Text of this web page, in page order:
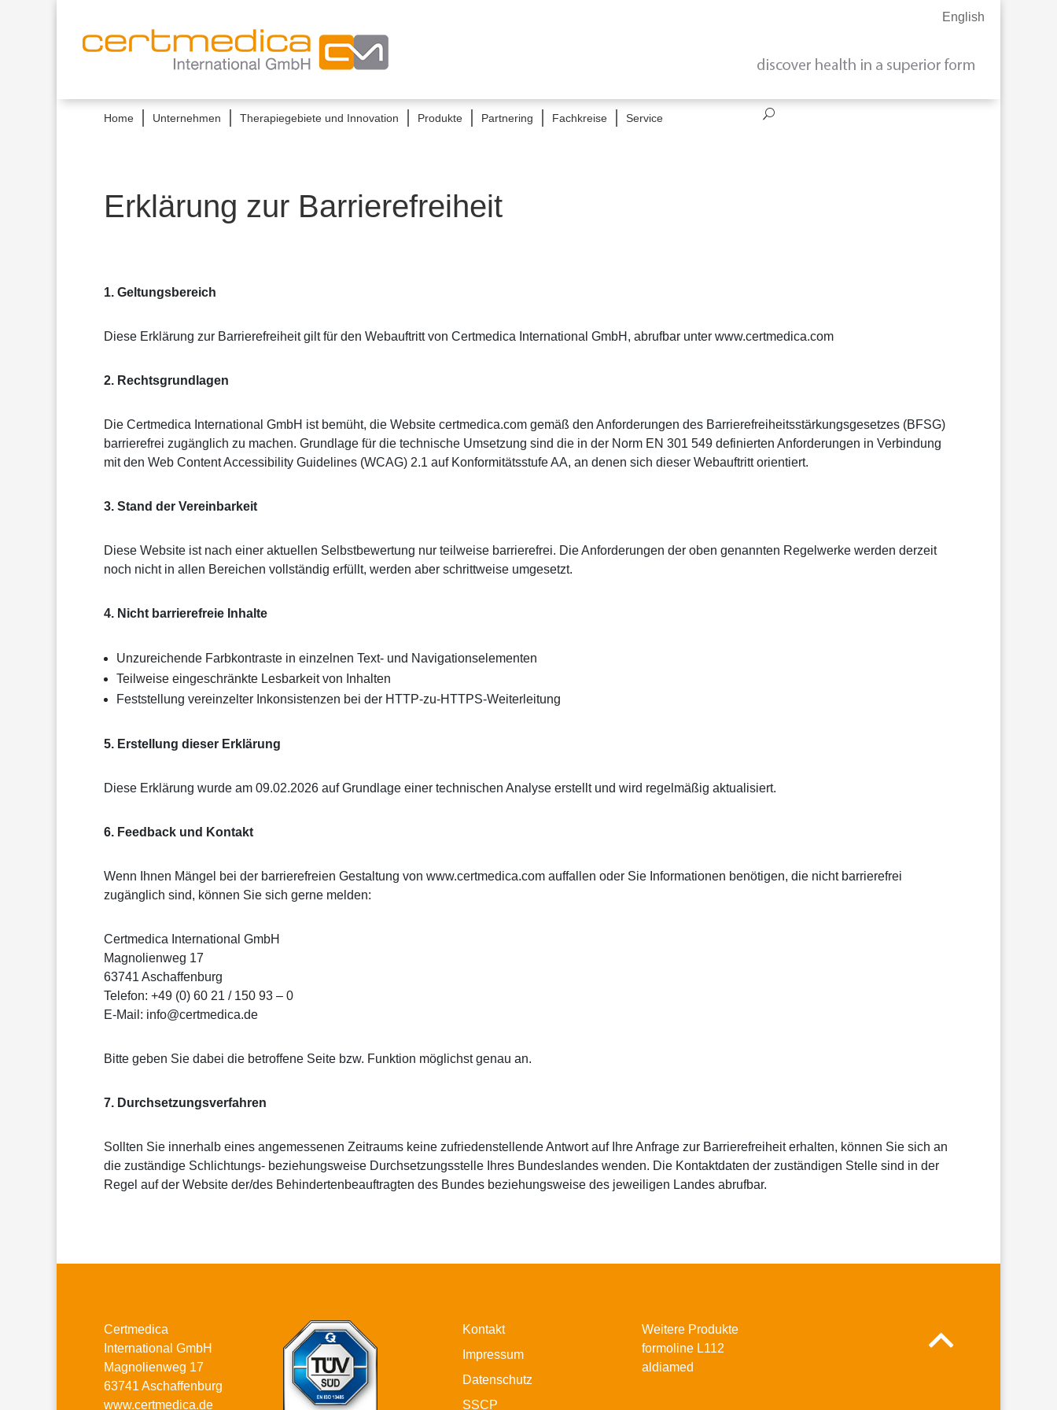
Home Unternehmen Therapiegebiete und Innovation Produkte Partnering Fachkreise Service
English
Erklärung zur Barrierefreiheit
1. Geltungsbereich
Diese Erklärung zur Barrierefreiheit gilt für den Webauftritt von Certmedica International GmbH, abrufbar unter www.certmedica.com
2. Rechtsgrundlagen
Die Certmedica International GmbH ist bemüht, die Website certmedica.com gemäß den Anforderungen des Barrierefreiheitsstärkungsgesetzes (BFSG)
barrierefrei zugänglich zu machen. Grundlage für die technische Umsetzung sind die in der Norm EN 301 549 definierten Anforderungen in Verbindung
mit den Web Content Accessibility Guidelines (WCAG) 2.1 auf Konformitätsstufe AA, an denen sich dieser Webauftritt orientiert.
3. Stand der Vereinbarkeit
Diese Website ist nach einer aktuellen Selbstbewertung nur teilweise barrierefrei. Die Anforderungen der oben genannten Regelwerke werden derzeit
noch nicht in allen Bereichen vollständig erfüllt, werden aber schrittweise umgesetzt.
4. Nicht barrierefreie Inhalte
Unzureichende Farbkontraste in einzelnen Text- und Navigationselementen
Teilweise eingeschränkte Lesbarkeit von Inhalten
Feststellung vereinzelter Inkonsistenzen bei der HTTP-zu-HTTPS-Weiterleitung
5. Erstellung dieser Erklärung
Diese Erklärung wurde am 09.02.2026 auf Grundlage einer technischen Analyse erstellt und wird regelmäßig aktualisiert.
6. Feedback und Kontakt
Wenn Ihnen Mängel bei der barrierefreien Gestaltung von www.certmedica.com auffallen oder Sie Informationen benötigen, die nicht barrierefrei
zugänglich sind, können Sie sich gerne melden:
Certmedica International GmbH
Magnolienweg 17
63741 Aschaffenburg
Telefon: +49 (0) 60 21 / 150 93 – 0
E-Mail: info@certmedica.de
Bitte geben Sie dabei die betroffene Seite bzw. Funktion möglichst genau an.
7. Durchsetzungsverfahren
Sollten Sie innerhalb eines angemessenen Zeitraums keine zufriedenstellende Antwort auf Ihre Anfrage zur Barrierefreiheit erhalten, können Sie sich an
die zuständige Schlichtungs- beziehungsweise Durchsetzungsstelle Ihres Bundeslandes wenden. Die Kontaktdaten der zuständigen Stelle sind in der
Regel auf der Website der/des Behindertenbeauftragten des Bundes beziehungsweise des jeweiligen Landes abrufbar.
Certmedica
International GmbH
Magnolienweg 17
63741 Aschaffenburg
www.certmedica.de
Kontakt
Impressum
Datenschutz
SSCP
Weitere Produkte
formoline L112
aldiamed